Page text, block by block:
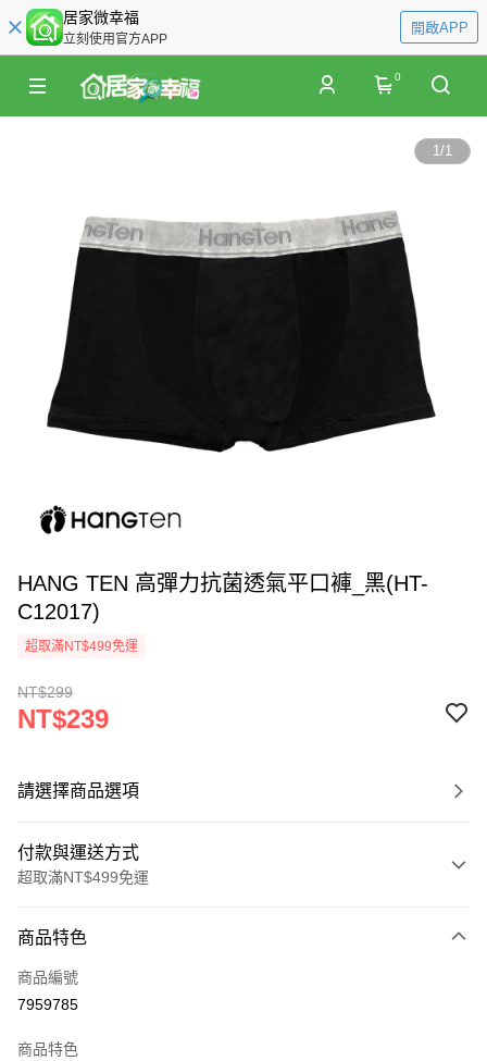
居家微幸福
立刻使用官方APP
開啟APP
0
1/1
HANG TEN 高彈力抗菌透氣平口褲_黑(HT-
C12017)
超取滿NT$499免運
NT$299
NT$239
請選擇商品選項
付款與運送方式
超取滿NT$499免運
信用卡一次付款
超商取貨付款
商品特色
商品編號
7959785
商品特色